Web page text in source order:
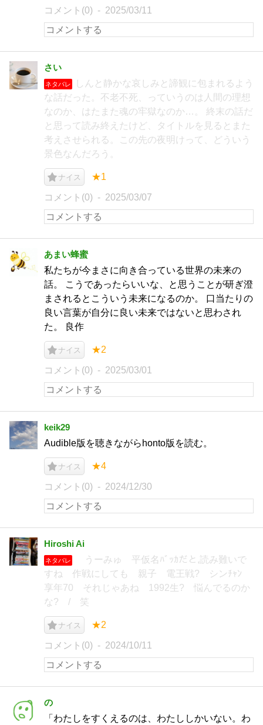
コメント(0) 2025/03/11
さい
ネタバレ
しんと静かな哀しみと諦観に包まれるよう
な話だった。不老不死、っていうのは人間の理想
なのか、はたまた魂の牢獄なのか…。 終末の話だ
と思って読み終えたけど、タイトルを見るとまた
考えさせられる。この先の夜明けって、どういう
景色なんだろう。
ナイス ★1
コメント(0) 2025/03/07
あまい蜂蜜
私たちが今まさに向き合っている世界の未来の
話。 こうであったらいいな、と思うことが研ぎ澄
まされるとこういう未来になるのか。 口当たりの
良い言葉が自分に良い未来ではないと思わされ
た。 良作
ナイス ★2
コメント(0) 2025/03/01
keik29
Audible版を聴きながらhonto版を読む。
ナイス ★4
コメント(0) 2024/12/30
Hiroshi Ai
ネタバレ
うーみゅ 平仮名ﾊﾞｯｶだと,読み難いで
すね 作戦にしても 親子 電王戦? シンﾁｬﾝ
享年70 それじゃあね 1992生? 悩んでるのか
な? / 笑
ナイス ★2
コメント(0) 2024/10/11
の
「わたしをすくえるのは、わたししかいない。わ